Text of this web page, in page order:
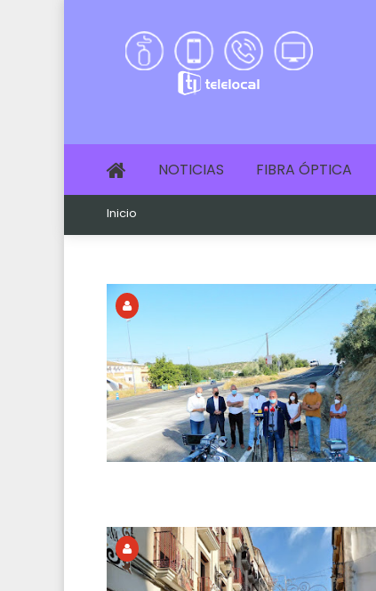
NOTICIAS FIBRA ÓPTICA
Inicio